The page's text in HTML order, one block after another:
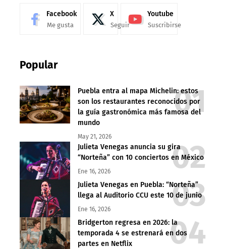
Facebook
Me gusta
X
Seguir
Youtube
Suscribirse
Popular
Puebla entra al mapa Michelin: estos
son los restaurantes reconocidos por
la guía gastronómica más famosa del
mundo
May 21, 2026
Julieta Venegas anuncia su gira
“Norteña” con 10 conciertos en México
Ene 16, 2026
Julieta Venegas en Puebla: “Norteña”
llega al Auditorio CCU este 10 de junio
Ene 16, 2026
Bridgerton regresa en 2026: la
temporada 4 se estrenará en dos
partes en Netflix